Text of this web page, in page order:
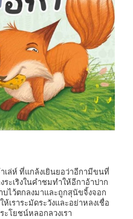
เล่ห์ ที่แกล้งเยินยอว่าอีกามีขนที่
ระเริงในคำชมทำให้อีกาอ้าปาก
บไว้ตกลงมาและถูกสุนัขจิ้งจอก
เราระมัดระวังและอย่าหลงเชื่อ
ะโยชน์หลอกลวงเรา